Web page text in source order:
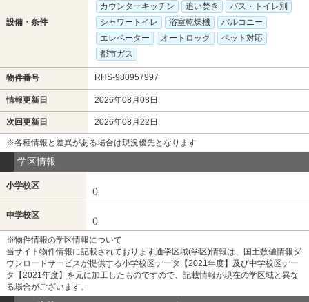
設備・条件
カウンターキッチン
追い焚き
バス・トイレ別
シャワートイレ
浴室乾燥機
バルコニー
エレベーター
オートロック
ペット対応
都市ガス
物件番号 RHS-980957997
情報更新日 2026年08月08日
次回更新日 2026年08月22日
※各種情報と差異がある場合は現況優先となります
学区情報
小学校区
()
中学校区
()
※物件情報の学区情報について
当サイト物件情報に記載されております通学区域(学区)情報は、国土数値情報ダ
ウンロードサービスが提供する小学校区データ【2021年度】及び中学校区デー
タ【2021年度】を元に加工したものですので、記載情報が現在の学区域と異な
る場合がございます。